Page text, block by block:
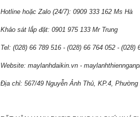
Hotline hoặc Zalo (24/7): 0909 333 162 Ms Hà
Khảo sát lắp đặt: 0901 975 133 Mr Trung
Tel: (028) 66 789 516 - (028) 66 764 052 - (028)
Website: maylanhdaikin.vn -
Địa chỉ: 567/49 Nguyễn Ảnh Thủ, KP.4, Phường